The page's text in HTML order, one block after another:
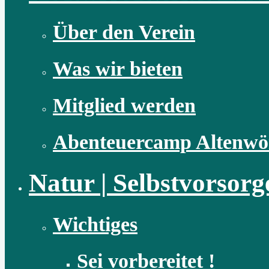
Über den Verein
Was wir bieten
Mitglied werden
Abenteuercamp
Natur |
Wichtiges
Sei vorbereitet !